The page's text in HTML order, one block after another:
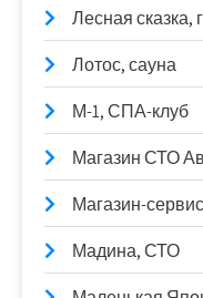
Лесная сказка,
Лотос, сауна
М-1, СПА-клуб
Магазин СТО
Магазин-
Мадина, СТО